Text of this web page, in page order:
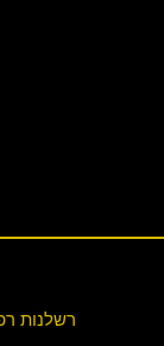
רשלנות